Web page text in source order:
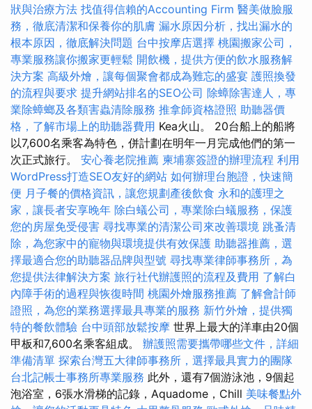
狀與治療方法 找值得信賴的Accounting Firm 醫美做臉服
務，徹底清潔和保養你的肌膚 漏水原因分析，找出漏水的
根本原因，徹底解決問題 台中按摩店選擇 桃園搬家公司，
專業服務讓你搬家更輕鬆 開飲機，提供方便的飲水服務解
決方案 高級外燴，讓每個聚會都成為難忘的盛宴 護照換發
的流程與要求 提升網站排名的SEO公司 除蟑除害達人，專
業除蟑螂及各類害蟲清除服務 推拿師資格證照 助聽器價
格，了解市場上的助聽器費用 Kea火山。 20台船上的船將
以7,600名乘客為特色，併計劃在明年一月完成他們的第一
次正式旅行。 安心養老院推薦 柬埔寨簽證的辦理流程 利用
WordPress打造SEO友好的網站 如何辦理台胞證，快速簡
便 月子餐的價格資訊，讓您規劃產後飲食 永和的護理之
家，讓長者安享晚年 除白蟻公司，專業除白蟻服務，保護
您的房屋免受侵害 尋找專業的清潔公司來改善環境 跳蚤清
除，為您家中的寵物與環境提供有效保護 助聽器推薦，選
擇最適合您的助聽器品牌與型號 尋找專業律師事務所，為
您提供法律解決方案 旅行社代辦護照的流程及費用 了解白
內障手術的過程與恢復時間 桃園外燴服務推薦 了解會計師
證照，為您的業務選擇最具專業的服務 新竹外燴，提供獨
特的餐飲體驗 台中頭部放鬆按摩 世界上最大的洋車由20個
甲板和7,600名乘客組成。 辦護照需要攜帶哪些文件，詳細
準備清單 探索台灣五大律師事務所，選擇最具實力的團隊
台北記帳士事務所專業服務 此外，還有7個游泳池，9個起
泡浴室，6張水滑梯的記錄，Aquadome，Chill 美味餐點外